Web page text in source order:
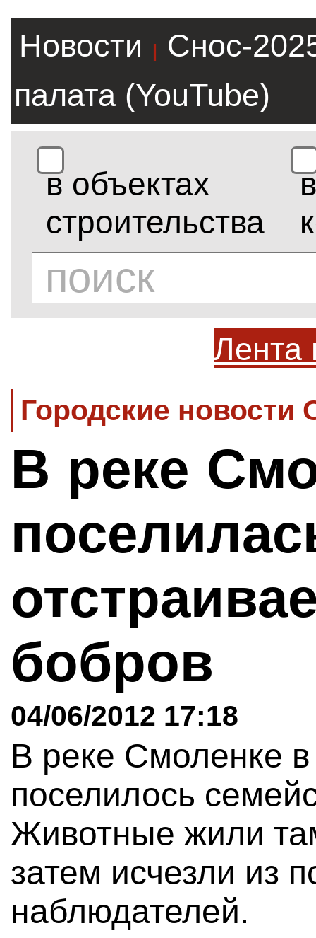
Новости |
Снос-
палата (YouTube)
в объектах
строительства
в
Лента
Городские новости
В реке
бобров
04/06/2012 17:18
В реке Смоленке в
поселилось
Животные жили
затем исчезли из
наблюдателей.